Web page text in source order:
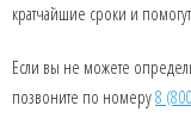
кратчайшие сроки и
Если вы не можете
позвоните по номеру8